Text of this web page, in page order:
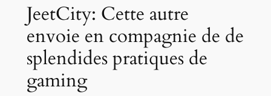
JeetCity: Cette autre
envoie en compagnie de de
splendides pratiques de
gaming